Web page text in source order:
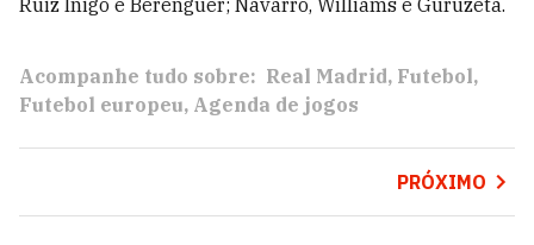
Ruiz Iñigo e Berenguer; Navarro, Williams e Guruzeta.
Acompanhe tudo sobre: Real Madrid Futebol
Futebol europeu Agenda de jogos
PRÓXIMO